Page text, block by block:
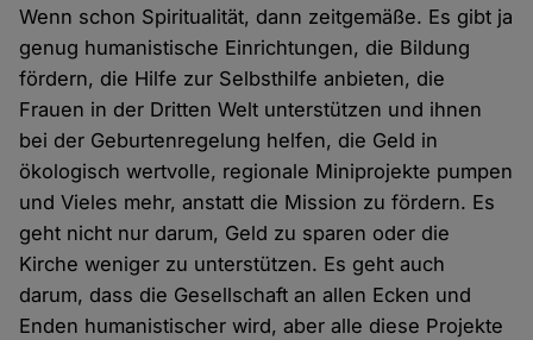
Wenn schon Spiritualität, dann zeitgemäße. Es gibt ja
genug humanistische Einrichtungen, die Bildung
fördern, die Hilfe zur Selbsthilfe anbieten, die
Frauen in der Dritten Welt unterstützen und ihnen
bei der Geburtenregelung helfen, die Geld in
ökologisch wertvolle, regionale Miniprojekte pumpen
und Vieles mehr, anstatt die Mission zu fördern. Es
geht nicht nur darum, Geld zu sparen oder die
Kirche weniger zu unterstützen. Es geht auch
darum, dass die Gesellschaft an allen Ecken und
Enden humanistischer wird, aber alle diese Projekte